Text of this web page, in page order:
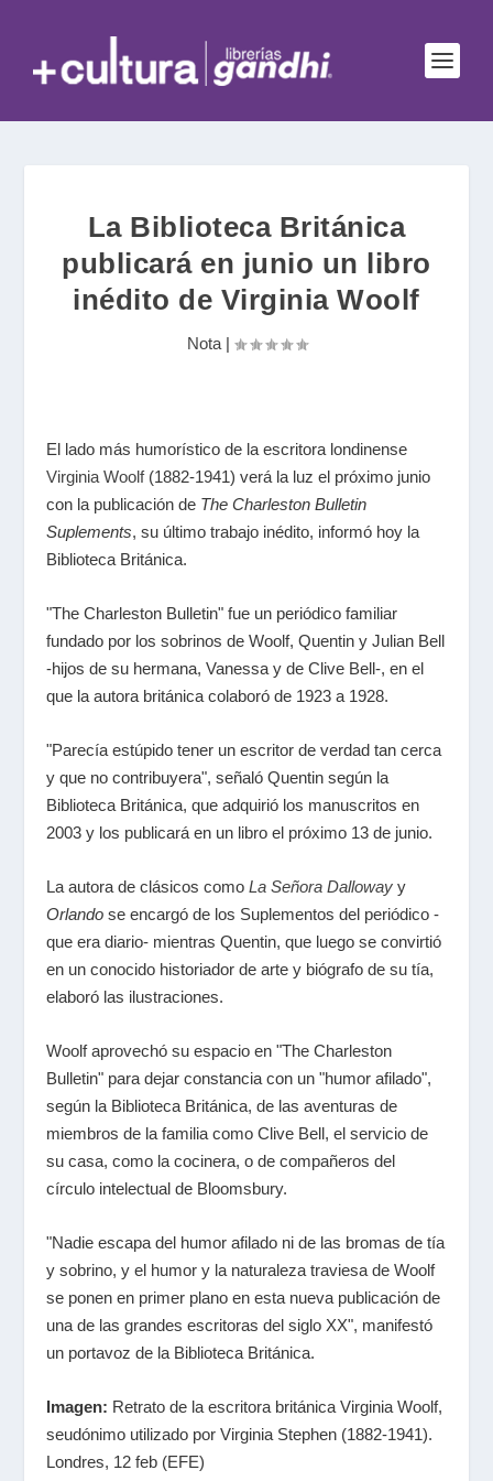
La Biblioteca Británica
publicará en junio un libro
inédito de Virginia Woolf
Nota|
El lado más humorístico de la escritora londinense
Virginia Woolf(1882-1941) verá la luz el próximo junio
con la publicación de The Charleston Bulletin
Suplements, su último trabajo inédito, informó hoy la
Biblioteca Británica.
"The Charleston Bulletin" fue un periódico familiar
fundado por los sobrinos de Woolf, Quentin y Julian Bell
-hijos de su hermana, Vanessa y de Clive Bell-, en el
que la autora británica colaboró de 1923 a 1928.
"Parecía estúpido tener un escritor de verdad tan cerca
y que no contribuyera", señaló Quentin según la
Biblioteca Británica, que adquirió los manuscritos en
2003 y los publicará en un libro el próximo 13 de junio.
La autora de clásicos comoLa Señora Dalloway y
Orlando se encargó de los Suplementos del periódico -
que era diario- mientras Quentin, que luego se convirtió
en un conocido historiador de arte y biógrafo de su tía,
elaboró las ilustraciones.
Woolf aprovechó su espacio en "The Charleston
Bulletin" para dejar constancia con un "humor afilado",
según la Biblioteca Británica, de las aventuras de
miembros de la familia como Clive Bell, el servicio de
su casa, como la cocinera, o de compañeros del
círculo intelectual de Bloomsbury.
"Nadie escapa del humor afilado ni de las bromas de tía
y sobrino, y el humor y la naturaleza traviesa de Woolf
se ponen en primer plano en esta nueva publicación de
una de las grandes escritoras del siglo XX", manifestó
un portavoz de la Biblioteca Británica.
Imagen: Retrato de la escritora británica Virginia Woolf,
seudónimo utilizado por Virginia Stephen (1882-1941).
Londres, 12 feb (EFE)